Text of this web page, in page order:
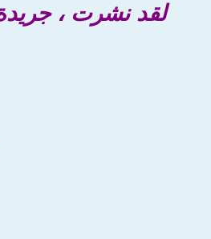
لقد نشرت ، جريدة الأهرام